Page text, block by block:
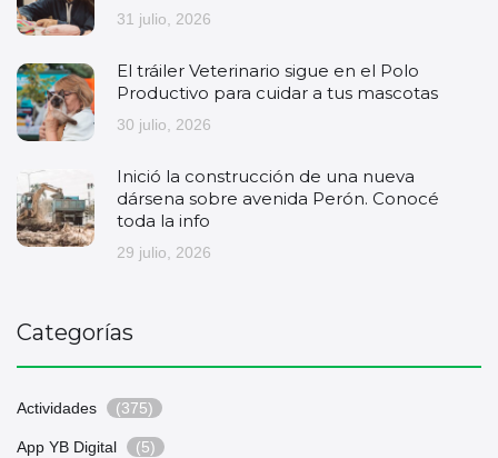
31 julio, 2026
El tráiler Veterinario sigue en el Polo
Productivo para cuidar a tus mascotas
30 julio, 2026
Inició la construcción de una nueva
dársena sobre avenida Perón. Conocé
toda la info
29 julio, 2026
Categorías
Actividades (375)
App YB Digital (5)